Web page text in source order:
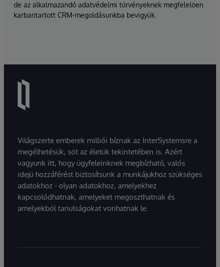
de az alkalmazandó adatvédelmi törvényeknek megfelelően
karbantartott CRM-megoldásunkba bevigyük.
Világszerte emberek milliói bíznak az InterSystemsre a
megélhetésük, sőt az életük tekintetében is. Azért
vagyunk itt, hogy ügyfeleinknek megbízható, valós
idejű hozzáférést biztosítsunk a munkájukhoz szükséges
adatokhoz - olyan adatokhoz, amelyekhez
kapcsolódhatnak, amelyeket megoszthatnak és
amelyekből tanulságokat vonhatnak le.